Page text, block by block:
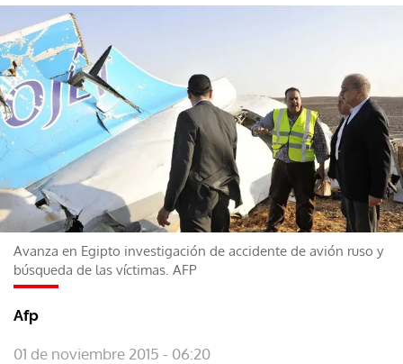
Avanza en Egipto investigación de accidente de avión ruso y
búsqueda de las víctimas. AFP
Afp
01 de noviembre 2015 - 06:20